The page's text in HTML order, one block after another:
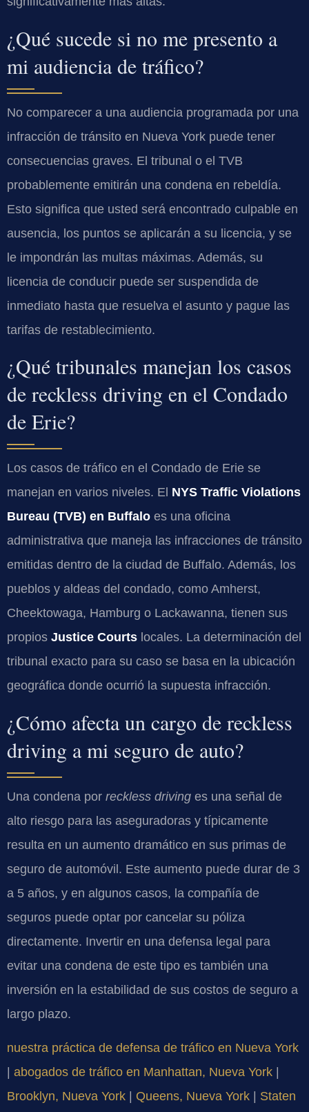
¿Qué sucede si no me presento a
mi audiencia de tráfico?
No comparecer a una audiencia programada por una
infracción de tránsito en Nueva York puede tener
consecuencias graves. El tribunal o el TVB
probablemente emitirán una condena en rebeldía.
Esto significa que usted será encontrado culpable en
ausencia, los puntos se aplicarán a su licencia, y se
le impondrán las multas máximas. Además, su
licencia de conducir puede ser suspendida de
inmediato hasta que resuelva el asunto y pague las
tarifas de restablecimiento.
¿Qué tribunales manejan los casos
de reckless driving en el Condado
de Erie?
Los casos de tráfico en el Condado de Erie se
manejan en varios niveles. El NYS Traffic Violations
Bureau (TVB) en Buffalo es una oficina
administrativa que maneja las infracciones de tránsito
emitidas dentro de la ciudad de Buffalo. Además, los
pueblos y aldeas del condado, como Amherst,
Cheektowaga, Hamburg o Lackawanna, tienen sus
propios Justice Courts locales. La determinación del
tribunal exacto para su caso se basa en la ubicación
geográfica donde ocurrió la supuesta infracción.
¿Cómo afecta un cargo de reckless
driving a mi seguro de auto?
Una condena por reckless driving es una señal de
alto riesgo para las aseguradoras y típicamente
resulta en un aumento dramático en sus primas de
seguro de automóvil. Este aumento puede durar de 3
a 5 años, y en algunos casos, la compañía de
seguros puede optar por cancelar su póliza
directamente. Invertir en una defensa legal para
evitar una condena de este tipo es también una
inversión en la estabilidad de sus costos de seguro a
largo plazo.
nuestra práctica de defensa de tráfico en Nueva York
| abogados de tráfico en Manhattan, Nueva York |
Brooklyn, Nueva York | Queens, Nueva York | Staten